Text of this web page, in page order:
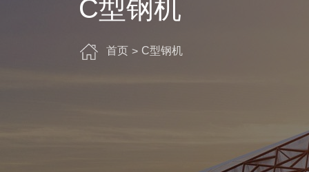
C型钢机
首页 > C型钢机